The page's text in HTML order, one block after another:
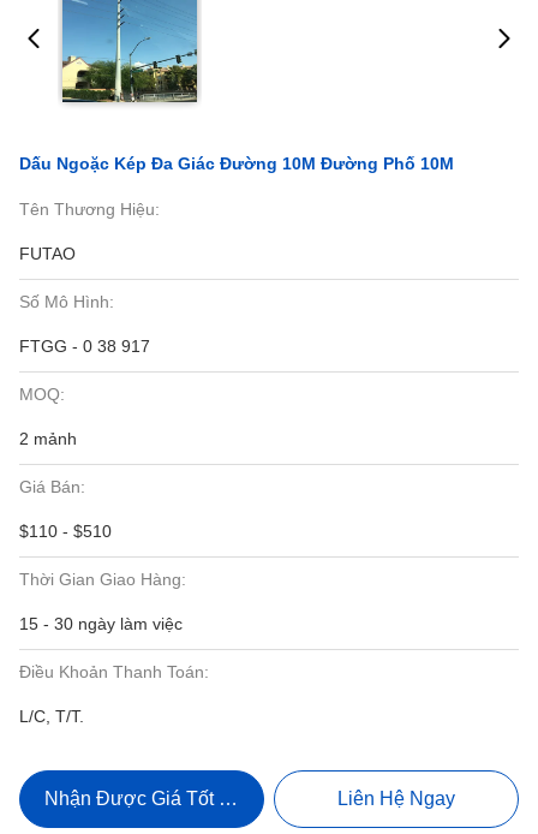
Dấu Ngoặc Kép Đa Giác Đường 10M Đường Phố 10M
Tên Thương Hiệu:
FUTAO
Số Mô Hình:
FTGG - 0 38 917
MOQ:
2 mảnh
Giá Bán:
$110 - $510
Thời Gian Giao Hàng:
15 - 30 ngày làm việc
Điều Khoản Thanh Toán:
L/C, T/T.
Nhận Được Giá Tốt Nhất Liên Hệ Ngay